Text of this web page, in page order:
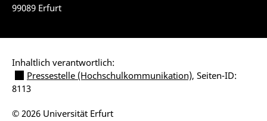
99089 Erfurt
Inhaltlich verantwortlich:
Pressestelle (Hochschulkommunikation), Seiten-ID:
8113
© 2026 Universität Erfurt